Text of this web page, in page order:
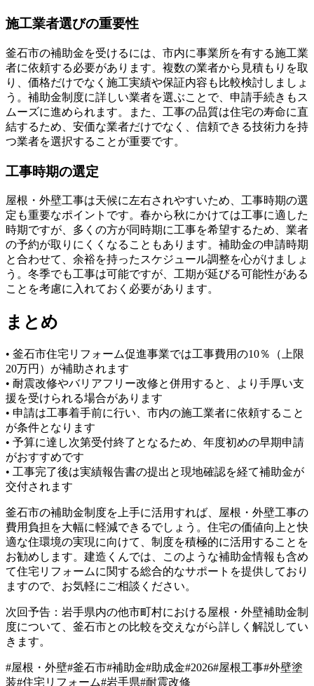
施工業者選びの重要性
釜石市の補助金を受けるには、市内に事業所を有する施工業
者に依頼する必要があります。複数の業者から見積もりを取
り、価格だけでなく施工実績や保証内容も比較検討しましょ
う。補助金制度に詳しい業者を選ぶことで、申請手続きもス
ムーズに進められます。また、工事の品質は住宅の寿命に直
結するため、安価な業者だけでなく、信頼できる技術力を持
つ業者を選択することが重要です。
工事時期の選定
屋根・外壁工事は天候に左右されやすいため、工事時期の選
定も重要なポイントです。春から秋にかけては工事に適した
時期ですが、多くの方が同時期に工事を希望するため、業者
の予約が取りにくくなることもあります。補助金の申請時期
と合わせて、余裕を持ったスケジュール調整を心がけましょ
う。冬季でも工事は可能ですが、工期が延びる可能性がある
ことを考慮に入れておく必要があります。
まとめ
• 釜石市住宅リフォーム促進事業では工事費用の10％（上限
20万円）が補助されます
• 耐震改修やバリアフリー改修と併用すると、より手厚い支
援を受けられる場合があります
• 申請は工事着手前に行い、市内の施工業者に依頼すること
が条件となります
• 予算に達し次第受付終了となるため、年度初めの早期申請
がおすすめです
• 工事完了後は実績報告書の提出と現地確認を経て補助金が
交付されます
釜石市の補助金制度を上手に活用すれば、屋根・外壁工事の
費用負担を大幅に軽減できるでしょう。住宅の価値向上と快
適な住環境の実現に向けて、制度を積極的に活用することを
お勧めします。建造くんでは、このような補助金情報も含め
て住宅リフォームに関する総合的なサポートを提供しており
ますので、お気軽にご相談ください。
次回予告：岩手県内の他市町村における屋根・外壁補助金制
度について、釜石市との比較を交えながら詳しく解説してい
きます。
#屋根・外壁#釜石市#補助金#助成金#2026#屋根工事#外壁塗
装#住宅リフォーム#岩手県#耐震改修